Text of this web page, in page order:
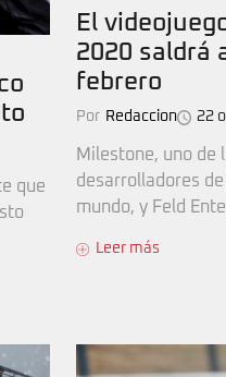
que
El
2020 saldrá
febrero
Por Redaccion 22
Milestone, uno de
desarrolladores
mundo, y Feld
Leer más